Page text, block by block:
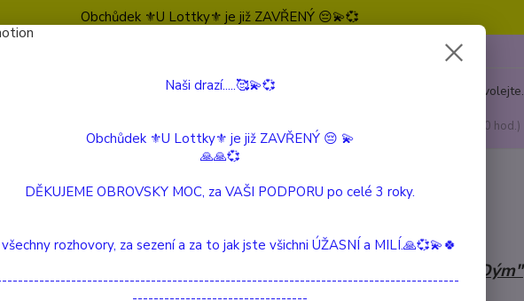
Obchůdek ⚜️U Lottky⚜️ je již ZAVŘENÝ 😔💫💞
Nevíte si rady? Zavolejte.
(Po-Pá, 10:00-15:00 hod.)
TEKOUCÍ DÝM Stojany na "tekoucí dým"
Stojany na Vonné Kužele "Tekoucí Dým"
Naši drazí.....🥰💫💞
Obchůdek ⚜️U Lottky⚜️ je již ZAVŘENÝ 😔 💫
🙏🙏💞
DĚKUJEME OBROVSKY MOC, za VAŠI PODPORU po celé 3 roky.
rozhovory, za sezení a za to jak jste všichni ÚŽASNÍ a MILÍ.🙏💞💫🍀